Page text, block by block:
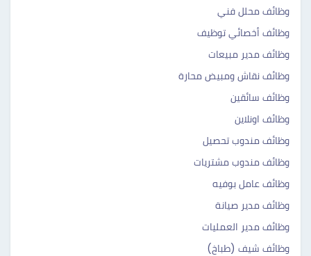
وظائف محلل فني
وظائف أخصائي توظيف
وظائف مدير مبيعات
وظائف نقاش ومبيض محارة
وظائف سائقين
وظائف اونلاين
وظائف مندوب تحصيل
وظائف مندوب مشتريات
وظائف عامل بوفيه
وظائف مدير صيانة
وظائف مدير العمليات
وظائف شيف (طباخ)